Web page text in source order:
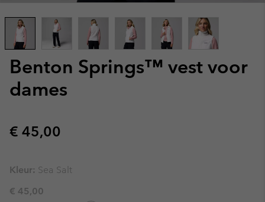
Benton Springs™ vest voor
dames
Regular price:
€ 45,00
Kleur: Sea Salt
€ 45,00